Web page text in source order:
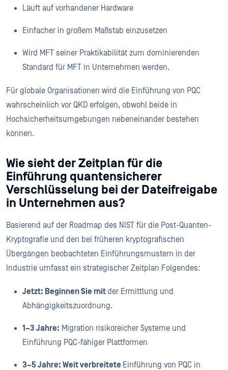
Läuft auf vorhandener Hardware
Einfacher in großem Maßstab einzusetzen
Wird MFT seiner Praktikabilität zum dominierenden
Standard für MFT in Unternehmen werden.
Für globale Organisationen wird die Einführung von PQC
wahrscheinlich vor QKD erfolgen, obwohl beide in
Hochsicherheitsumgebungen nebeneinander bestehen
können.
Wie sieht der Zeitplan für die
Einführung quantensicherer
Verschlüsselung bei der Dateifreigabe
in Unternehmen aus?
Basierend auf der Roadmap des NIST für die Post-Quanten-
Kryptografie und den bei früheren kryptografischen
Übergängen beobachteten Einführungsmustern in der
Industrie umfasst ein strategischer Zeitplan Folgendes:
Jetzt: Beginnen Sie mit der Ermittlung und
Abhängigkeitszuordnung.
1–3 Jahre: Migration risikoreicher Systeme und
Einführung PQC-fähiger Plattformen
3–5 Jahre: Weit verbreitete Einführung von PQC in